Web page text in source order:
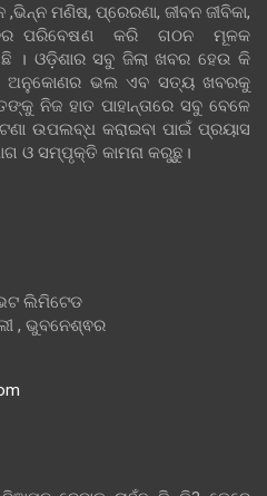
ମଣିଷ, ପ୍ରେରଣା, ଜୀବନ ଜୀବିକା,
ପରିବେଷଣ କରି ଗଠନ ମୂଳକ
। ଓଡ଼ିଶାର ସବୁ ଜିଲା ଖବର ହେଉ କି
ଅନୁକୋଣର ଭଲ ଏବ ସତ୍ୟ ଖବରକୁ
ନିଜ ହାତ ପାହାନ୍ତାରେ ସବୁ ବେଳେ
ଉପଲବ୍ଧ କରାଇବା ପାଇଁ ପ୍ରୟାସ
ଓ ସମ୍ପୃକ୍ତି କାମନା କରୁଛୁ।
ଲିମିଟେଡ
, ଭୁବନେଶ୍ଵର